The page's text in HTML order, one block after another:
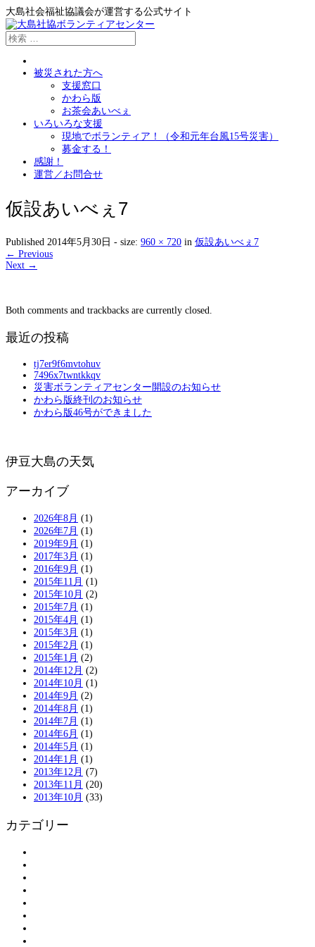
大島社会福祉協議会が運営する公式サイト
被災された方へ
支援窓口
かわら版
お茶会あいべぇ
いろいろな支援
現地でボランティア！（令和元年台風15号災害）
募金する！
感謝！
運営／お問合せ
仮設あいべぇ7
Published 2014年5月30日 - size: 960 × 720 in 仮設あいべぇ7
← Previous
Next →
Both comments and trackbacks are currently closed.
最近の投稿
tj7er9f6mvtohuv
7496x7twntkkqv
災害ボランティアセンター開設のお知らせ
かわら版終刊のお知らせ
かわら版46号ができました
伊豆大島の天気
アーカイブ
2026年8月 (1)
2026年7月 (1)
2019年9月 (1)
2017年3月 (1)
2016年9月 (1)
2015年11月 (1)
2015年10月 (2)
2015年7月 (1)
2015年4月 (1)
2015年3月 (1)
2015年2月 (1)
2015年1月 (2)
2014年12月 (2)
2014年10月 (1)
2014年9月 (2)
2014年8月 (1)
2014年7月 (1)
2014年6月 (1)
2014年5月 (1)
2014年1月 (1)
2013年12月 (7)
2013年11月 (20)
2013年10月 (33)
カテゴリー